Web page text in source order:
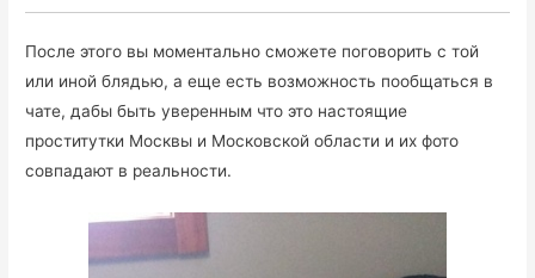
После этого вы моментально сможете поговорить с той
или иной блядью, а еще есть возможность пообщаться в
чате, дабы быть уверенным что это настоящие
проститутки Москвы и Московской области и их фото
совпадают в реальности.